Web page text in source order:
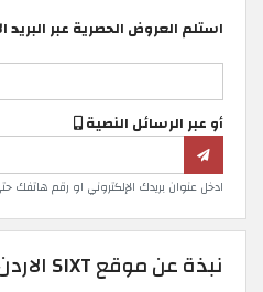
استلم العروض الحصرية عبر البريد
أو عبر الرسائل النصية
ادخل عنوان بريدك الإلكتروني او رقم
نبذة عن موقع SIXT الاردن